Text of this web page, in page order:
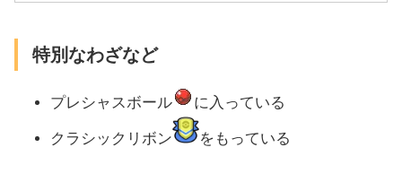
特別なわざなど
プレシャスボール に入っている
クラシックリボン をもっている